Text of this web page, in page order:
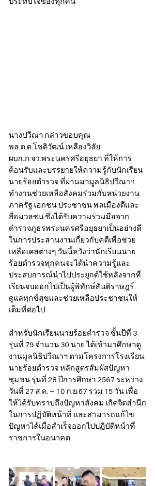
นางปวีณา กล่าวขอบคุณ
พล.ต.ต.โชติวัฒน์ เหลืองวิลัย
ผบก.ภ.จว.พระนครศรีอยุธยา ที่ให้การ
ต้อนรับและบรรยายให้ความรู้กับนักเรียน
นายร้อยตำรวจ ที่ผ่านมามูลนิธิปวีณาฯ
ทำงานช่วยเหลือสังคมร่วมกับหน่วยงาน
ภาครัฐ เอกชน ประชาชน พลเมืองดีและ
สื่อมวลชน ซึ่งได้รับความร่วมมือจาก
ตำรวจภูธรพระนครศรีอยุธยาเป็นอย่างดี
ในการประสานงานเกี่ยวกับคดีเพื่อช่วย
เหลือเคสต่างๆ วันนี้หวังว่านักเรียนนาย
ร้อยตำรวจทุกคนจะได้นำความรู้และ
ประสบการณ์นำไปประยุกต์ใช้หลังจากที่
เรียนจบออกไปเป็นผู้พิทักษ์สันติราษฎร์
ดูแลทุกข์สุขและช่วยเหลือประชาชนให้
เต็มที่ต่อไป
สำหรับนักเรียนนายร้อยตำรวจ ชั้นปีที่ 3
รุ่นที่ 79 จำนวน 30 นาย ได้เข้ามาศึกษาดู
งานมูลนิธิปวีณาฯ ตามโครงการโรงเรียน
นายร้อยตำรวจ หลักสูตรสัมผัสปัญหา
ชุมชน รุ่นที่ 28 ปีการศึกษา 2567 ระหว่าง
วันที่ 27 ส.ค. – 10 ก.ย.67 รวม 15 วัน เพื่อ
ให้ได้รับทราบถึงปัญหาสังคม เกิดจิตสำนึก
ในการปฏิบัติหน้าที่ และสามารถแก้ไข
ปัญหาได้เมื่อสำเร็จออกไปปฏิบัติหน้าที่
ราชการในอนาคต